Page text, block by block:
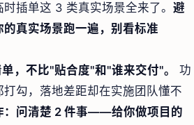
时插单这 3 类真实场景全来了。避
真实场景跑一遍，别看标准
，不比"贴合度"和"谁来交付"。
功
勾，落地差距却在实施团队懂不
：问清楚 2 件事——给你做项目的